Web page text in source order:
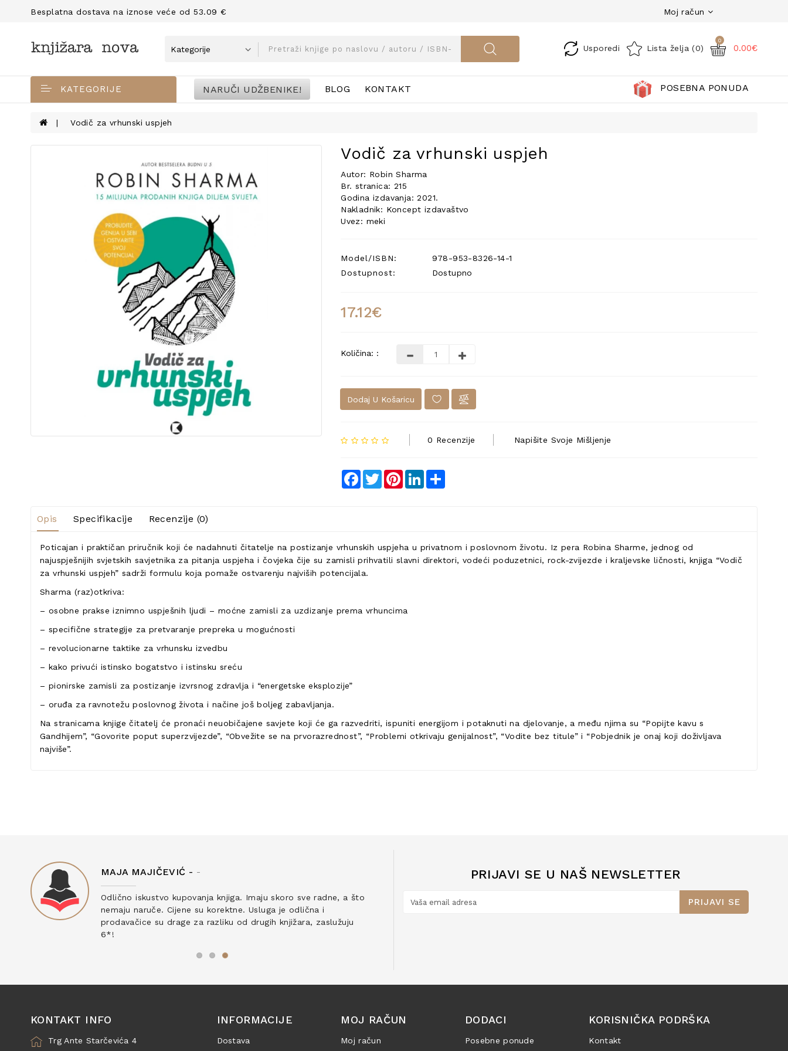
Besplatna dostava na iznose veće od 53.09 € Moj račun
Usporedi Lista želja (0)
0
0.00€
KATEGORIJE NARUČI UDŽBENIKE! BLOG KONTAKT POSEBNA PONUDA
Vodič za vrhunski uspjeh
Vodič za vrhunski uspjeh
Autor: Robin Sharma
Br. stranica: 215
Godina izdavanja: 2021.
Nakladnik: Koncept izdavaštvo
Uvez: meki
Model/ISBN:
978-953-8326-14-1
Dostupnost:
Dostupno
17.12€
Količina: :
Dodaj U Košaricu
0 Recenzije Napišite Svoje Mišljenje
Facebook
TwitterPinterestLinkedIn
Opis Specifikacije Recenzije (0)
Poticajan i praktičan priručnik koji će nadahnuti čitatelje na postizanje vrhunskih uspjeha u privatnom i poslovnom životu. Iz pera Robina Sharme, jednog od
najuspješnijih svjetskih savjetnika za pitanja uspjeha i čovjeka čije su zamisli prihvatili slavni direktori, vodeći poduzetnici, rock-zvijezde i kraljevske ličnosti, knjiga “Vodič
za vrhunski uspjeh” sadrži formulu koja pomaže ostvarenju najviših potencijala.
Sharma (raz)otkriva:
– osobne prakse iznimno uspješnih ljudi – moćne zamisli za uzdizanje prema vrhuncima
– specifične strategije za pretvaranje prepreka u mogućnosti
– revolucionarne taktike za vrhunsku izvedbu
– kako privući istinsko bogatstvo i istinsku sreću
– pionirske zamisli za postizanje izvrsnog zdravlja i “energetske eksplozije”
– oruđa za ravnotežu poslovnog života i načine još boljeg zabavljanja.
Na stranicama knjige čitatelj će pronaći neuobičajene savjete koji će ga razvedriti, ispuniti energijom i potaknuti na djelovanje, a među njima su “Popijte kavu s
Gandhijem”, “Govorite poput superzvijezde”, “Obvežite se na prvorazrednost”, “Problemi otkrivaju genijalnost”, “Vodite bez titule” i “Pobjednik je onaj koji doživljava
najviše”.
MAJA MAJIČEVIĆ - -
Odlično iskustvo kupovanja knjiga. Imaju skoro sve radne, a što
nemaju naruče. Cijene su korektne. Usluga je odlična i
prodavačice su drage za razliku od drugih knjižara, zaslužuju
6*!
PRIJAVI SE U NAŠ NEWSLETTER
PRIJAVI SE
KONTAKT INFO
Trg Ante Starčevića 4
INFORMACIJE
Dostava
MOJ RAČUN
Moj račun
DODACI
Posebne ponude
KORISNIČKA PODRŠKA
Kontakt